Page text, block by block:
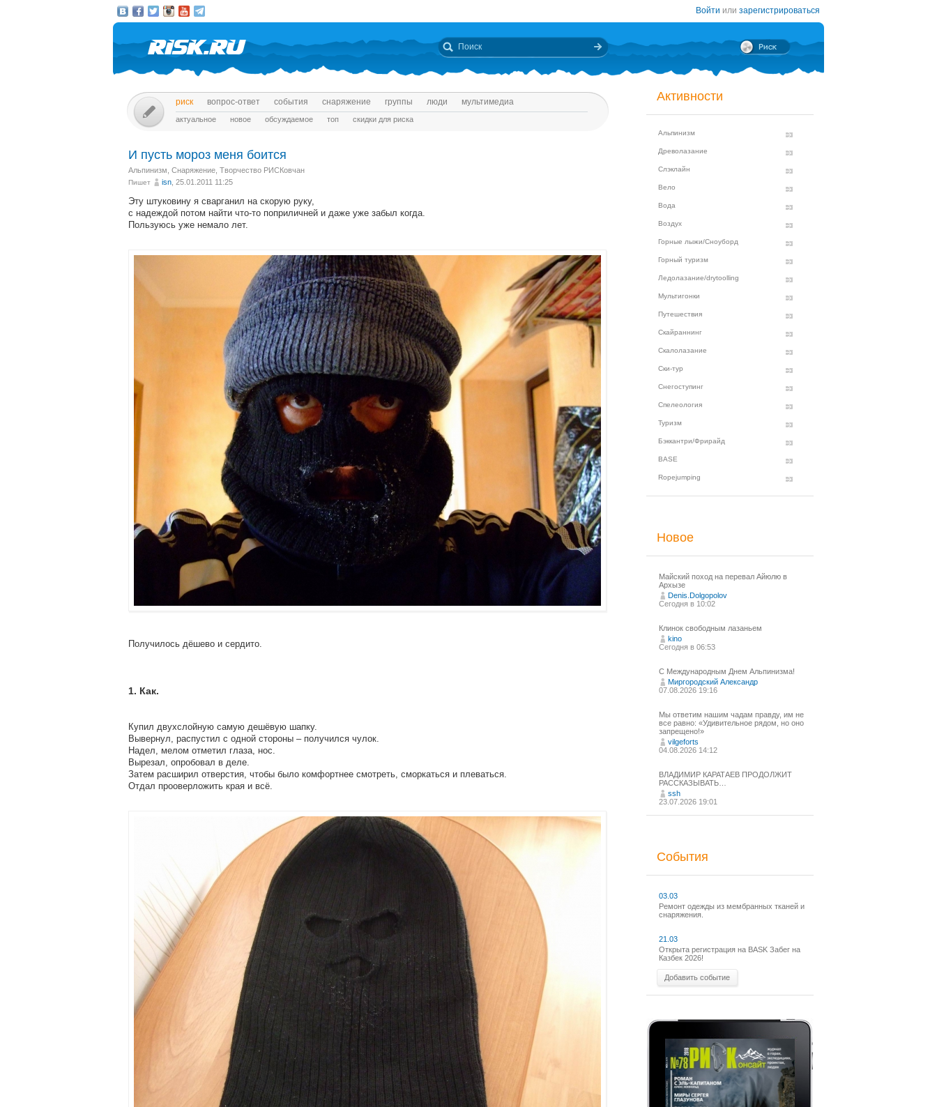
Войти или зарегистрироваться
риск вопрос-ответ события снаряжение группы люди мультимедиа
актуальное новое обсуждаемое топ скидки для риска
И пусть мороз меня боится
Альпинизм Снаряжение Творчество РИСКовчан
Пишет isn , 25.01.2011 11:25
Эту штуковину я сварганил на скорую руку,
с надеждой потом найти что-то поприличней и даже уже забыл когда.
Пользуюсь уже немало лет.
Получилось дёшево и сердито.
1. Как.
Купил двухслойную самую дешёвую шапку.
Вывернул, распустил с одной стороны – получился чулок.
Надел, мелом отметил глаза, нос.
Вырезал, опробовал в деле.
Затем расширил отверстия, чтобы было комфортнее смотреть, сморкаться и плеваться.
Отдал прооверложить края и всё.
Активности
Альпинизм
Древолазание
Слэклайн
Вело
Вода
Воздух
Горные лыжи/Сноуборд
Горный туризм
Ледолазание/drytoolling
Мультигонки
Путешествия
Скайраннинг
Скалолазание
Ски-тур
Снегоступинг
Спелеология
Туризм
Бэккантри/Фрирайд
BASE
Ropejumping
Новое
Майский поход на перевал Айюлю в
Архызе
Denis.Dolgopolov
Сегодня в 10:02
Клинок свободным лазаньем
kino
Сегодня в 06:53
С Международным Днем Альпинизма!⁠
Миргородский Александр
07.08.2026 19:16
Мы ответим нашим чадам правду, им не
все равно: «Удивительное рядом, но оно
запрещено!»
vilgeforts
04.08.2026 14:12
ВЛАДИМИР КАРАТАЕВ ПРОДОЛЖИТ
РАССКАЗЫВАТЬ…
ssh
23.07.2026 19:01
События
03.03
Ремонт одежды из мембранных тканей и
снаряжения.
21.03
Открыта регистрация на BASK Забег на
Казбек 2026!
Добавить событие